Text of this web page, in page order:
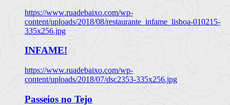
https://www.ruadebaixo.com/wp-
content/uploads/2018/08/restaurante_infame_lisboa-010215-
335x256.jpg
INFAME!
https://www.ruadebaixo.com/wp-
content/uploads/2018/07/dsc2353-335x256.jpg
Passeios no Tejo